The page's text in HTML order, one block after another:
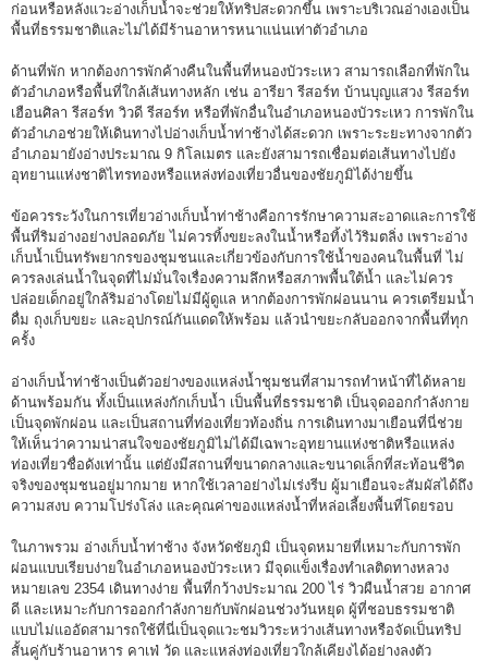
ก่อนหรือหลังแวะอ่างเก็บน้ำจะช่วยให้ทริปสะดวกขึ้น เพราะบริเวณอ่างเองเป็น
พื้นที่ธรรมชาติและไม่ได้มีร้านอาหารหนาแน่นเท่าตัวอำเภอ
ด้านที่พัก หากต้องการพักค้างคืนในพื้นที่หนองบัวระเหว สามารถเลือกที่พักใน
ตัวอำเภอหรือพื้นที่ใกล้เส้นทางหลัก เช่น อารียา รีสอร์ท บ้านบุญแสวง รีสอร์ท
เฮือนศิลา รีสอร์ท วิวดี รีสอร์ท หรือที่พักอื่นในอำเภอหนองบัวระเหว การพักใน
ตัวอำเภอช่วยให้เดินทางไปอ่างเก็บน้ำท่าช้างได้สะดวก เพราะระยะทางจากตัว
อำเภอมายังอ่างประมาณ 9 กิโลเมตร และยังสามารถเชื่อมต่อเส้นทางไปยัง
อุทยานแห่งชาติไทรทองหรือแหล่งท่องเที่ยวอื่นของชัยภูมิได้ง่ายขึ้น
ข้อควรระวังในการเที่ยวอ่างเก็บน้ำท่าช้างคือการรักษาความสะอาดและการใช้
พื้นที่ริมอ่างอย่างปลอดภัย ไม่ควรทิ้งขยะลงในน้ำหรือทิ้งไว้ริมตลิ่ง เพราะอ่าง
เก็บน้ำเป็นทรัพยากรของชุมชนและเกี่ยวข้องกับการใช้น้ำของคนในพื้นที่ ไม่
ควรลงเล่นน้ำในจุดที่ไม่มั่นใจเรื่องความลึกหรือสภาพพื้นใต้น้ำ และไม่ควร
ปล่อยเด็กอยู่ใกล้ริมอ่างโดยไม่มีผู้ดูแล หากต้องการพักผ่อนนาน ควรเตรียมน้ำ
ดื่ม ถุงเก็บขยะ และอุปกรณ์กันแดดให้พร้อม แล้วนำขยะกลับออกจากพื้นที่ทุก
ครั้ง
อ่างเก็บน้ำท่าช้างเป็นตัวอย่างของแหล่งน้ำชุมชนที่สามารถทำหน้าที่ได้หลาย
ด้านพร้อมกัน ทั้งเป็นแหล่งกักเก็บน้ำ เป็นพื้นที่ธรรมชาติ เป็นจุดออกกำลังกาย
เป็นจุดพักผ่อน และเป็นสถานที่ท่องเที่ยวท้องถิ่น การเดินทางมาเยือนที่นี่ช่วย
ให้เห็นว่าความน่าสนใจของชัยภูมิไม่ได้มีเฉพาะอุทยานแห่งชาติหรือแหล่ง
ท่องเที่ยวชื่อดังเท่านั้น แต่ยังมีสถานที่ขนาดกลางและขนาดเล็กที่สะท้อนชีวิต
จริงของชุมชนอยู่มากมาย หากใช้เวลาอย่างไม่เร่งรีบ ผู้มาเยือนจะสัมผัสได้ถึง
ความสงบ ความโปร่งโล่ง และคุณค่าของแหล่งน้ำที่หล่อเลี้ยงพื้นที่โดยรอบ
ในภาพรวม อ่างเก็บน้ำท่าช้าง จังหวัดชัยภูมิ เป็นจุดหมายที่เหมาะกับการพัก
ผ่อนแบบเรียบง่ายในอำเภอหนองบัวระเหว มีจุดแข็งเรื่องทำเลติดทางหลวง
หมายเลข 2354 เดินทางง่าย พื้นที่กว้างประมาณ 200 ไร่ วิวผืนน้ำสวย อากาศ
ดี และเหมาะกับการออกกำลังกายกับพักผ่อนช่วงวันหยุด ผู้ที่ชอบธรรมชาติ
แบบไม่แออัดสามารถใช้ที่นี่เป็นจุดแวะชมวิวระหว่างเส้นทางหรือจัดเป็นทริป
สั้นคู่กับร้านอาหาร คาเฟ่ วัด และแหล่งท่องเที่ยวใกล้เคียงได้อย่างลงตัว